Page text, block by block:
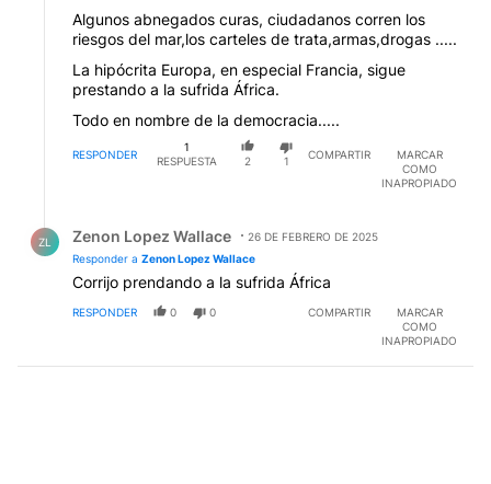
Algunos abnegados curas, ciudadanos corren los
riesgos del mar,los carteles de trata,armas,drogas .....
La hipócrita Europa, en especial Francia, sigue
prestando a la sufrida África.
Todo en nombre de la democracia.....
RESPONDER
1
RESPUESTA
2 1
COMPARTIR
MARCAR
COMO
INAPROPIADO
ZL Zenon Lopez Wallace
26 DE FEBRERO DE 2025
Responder a Zenon Lopez Wallace
Corrijo prendando a la sufrida África
RESPONDER 0 0 COMPARTIR
MARCAR
COMO
INAPROPIADO